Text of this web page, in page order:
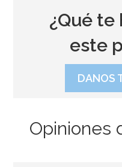
¿Qué te
este
DANOS
Opiniones